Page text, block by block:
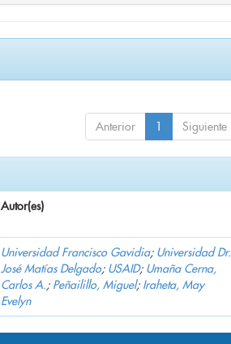
Anterior 1 Siguiente
Autor(es)
Universidad Francisco Gavidia; Universidad Dr.
José Matías Delgado; USAID; Umaña Cerna,
Carlos A.; Peñailillo, Miguel; Iraheta, May
Evelyn